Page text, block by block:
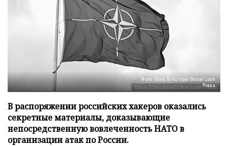
Фото: Elisa Schu/dpa/Global Look
Press
В распоряжении российских хакеров оказались
секретные материалы, доказывающие
непосредственную вовлеченность НАТО в
организации атак по России.